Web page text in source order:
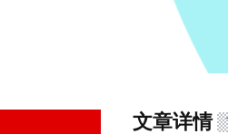
文章详情